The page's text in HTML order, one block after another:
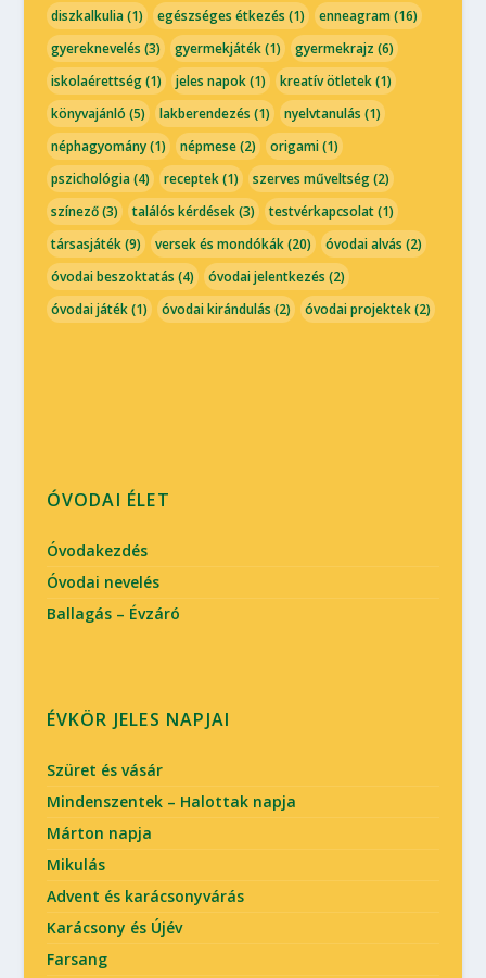
diszkalkulia(1) egészséges étkezés (1) enneagram(16)
gyereknevelés (3) gyermekjáték(1) gyermekrajz (6)
iskolaérettség(1) jeles napok(1) kreatív ötletek(1)
könyvajánló (5) lakberendezés (1) nyelvtanulás (1)
néphagyomány(1) népmese(2) origami(1)
pszichológia(4) receptek(1) szerves műveltség(2)
színező(3) találós kérdések(3) testvérkapcsolat(1)
társasjáték(9) versek és mondókák(20) óvodai alvás (2)
óvodai beszoktatás (4) óvodai jelentkezés (2)
óvodai játék(1) óvodai kirándulás (2) óvodai projektek(2)
ÓVODAI ÉLET
Óvodakezdés
Óvodai nevelés
Ballagás – Évzáró
ÉVKÖR JELES NAPJAI
Szüret és vásár
Mindenszentek – Halottak napja
Márton napja
Mikulás
Advent és karácsonyvárás
Karácsony és Újév
Farsang